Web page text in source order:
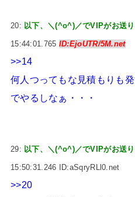
20: 以下、＼(^o^)／でVIPがお送
15:44:01.765 ID:EjoUTR/5M.net
>>14
何人つってもな見積もりも
でやるしなぁ・・・
29: 以下、＼(^o^)／でVIPがお送
15:50:31.246 ID:aSqryRLl0.net
>>20